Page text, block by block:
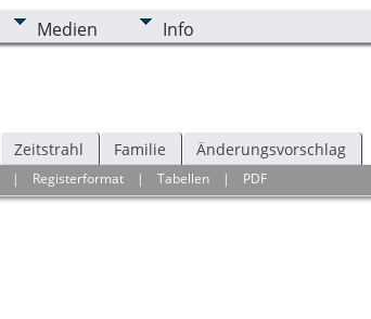
Medien Info
Zeitstrahl Familie Änderungsvorschlag
| Registerformat |Tabellen | PDF